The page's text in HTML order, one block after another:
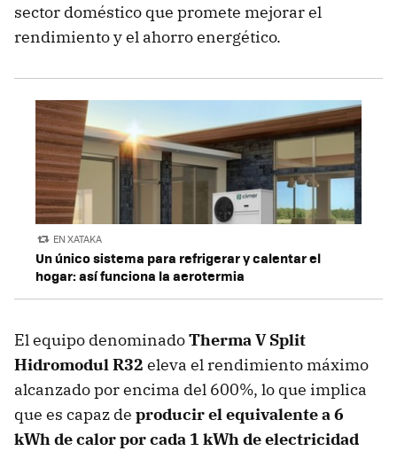
sector doméstico que promete mejorar el
rendimiento y el ahorro energético.
EN XATAKA
Un único sistema para refrigerar y calentar el
hogar: así funciona la aerotermia
El equipo denominadoTherma V Split
Hidromodul R32 eleva el rendimiento máximo
alcanzado por encima del 600%, lo que implica
que es capaz de producir el equivalente a 6
kWh de calor por cada 1 kWh de electricidad